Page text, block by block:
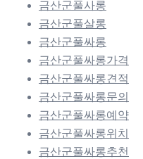
금산군풀사롱
금산군풀살롱
금산군풀싸롱
금산군풀싸롱가격
금산군풀싸롱견적
금산군풀싸롱문의
금산군풀싸롱예약
금산군풀싸롱위치
금산군풀싸롱추천